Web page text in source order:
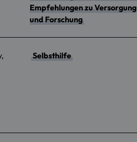
Empfehlungen zu Versorgung
und Forschung
Selbsthilfe